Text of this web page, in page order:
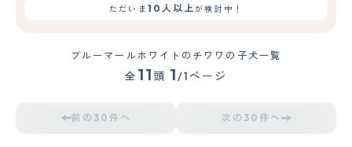
ただいま 10人以上が検討中！
ブルーマールホワイトのチワワの子犬一覧
全 11 頭 1/1ページ
前の30件へ 次の30件へ